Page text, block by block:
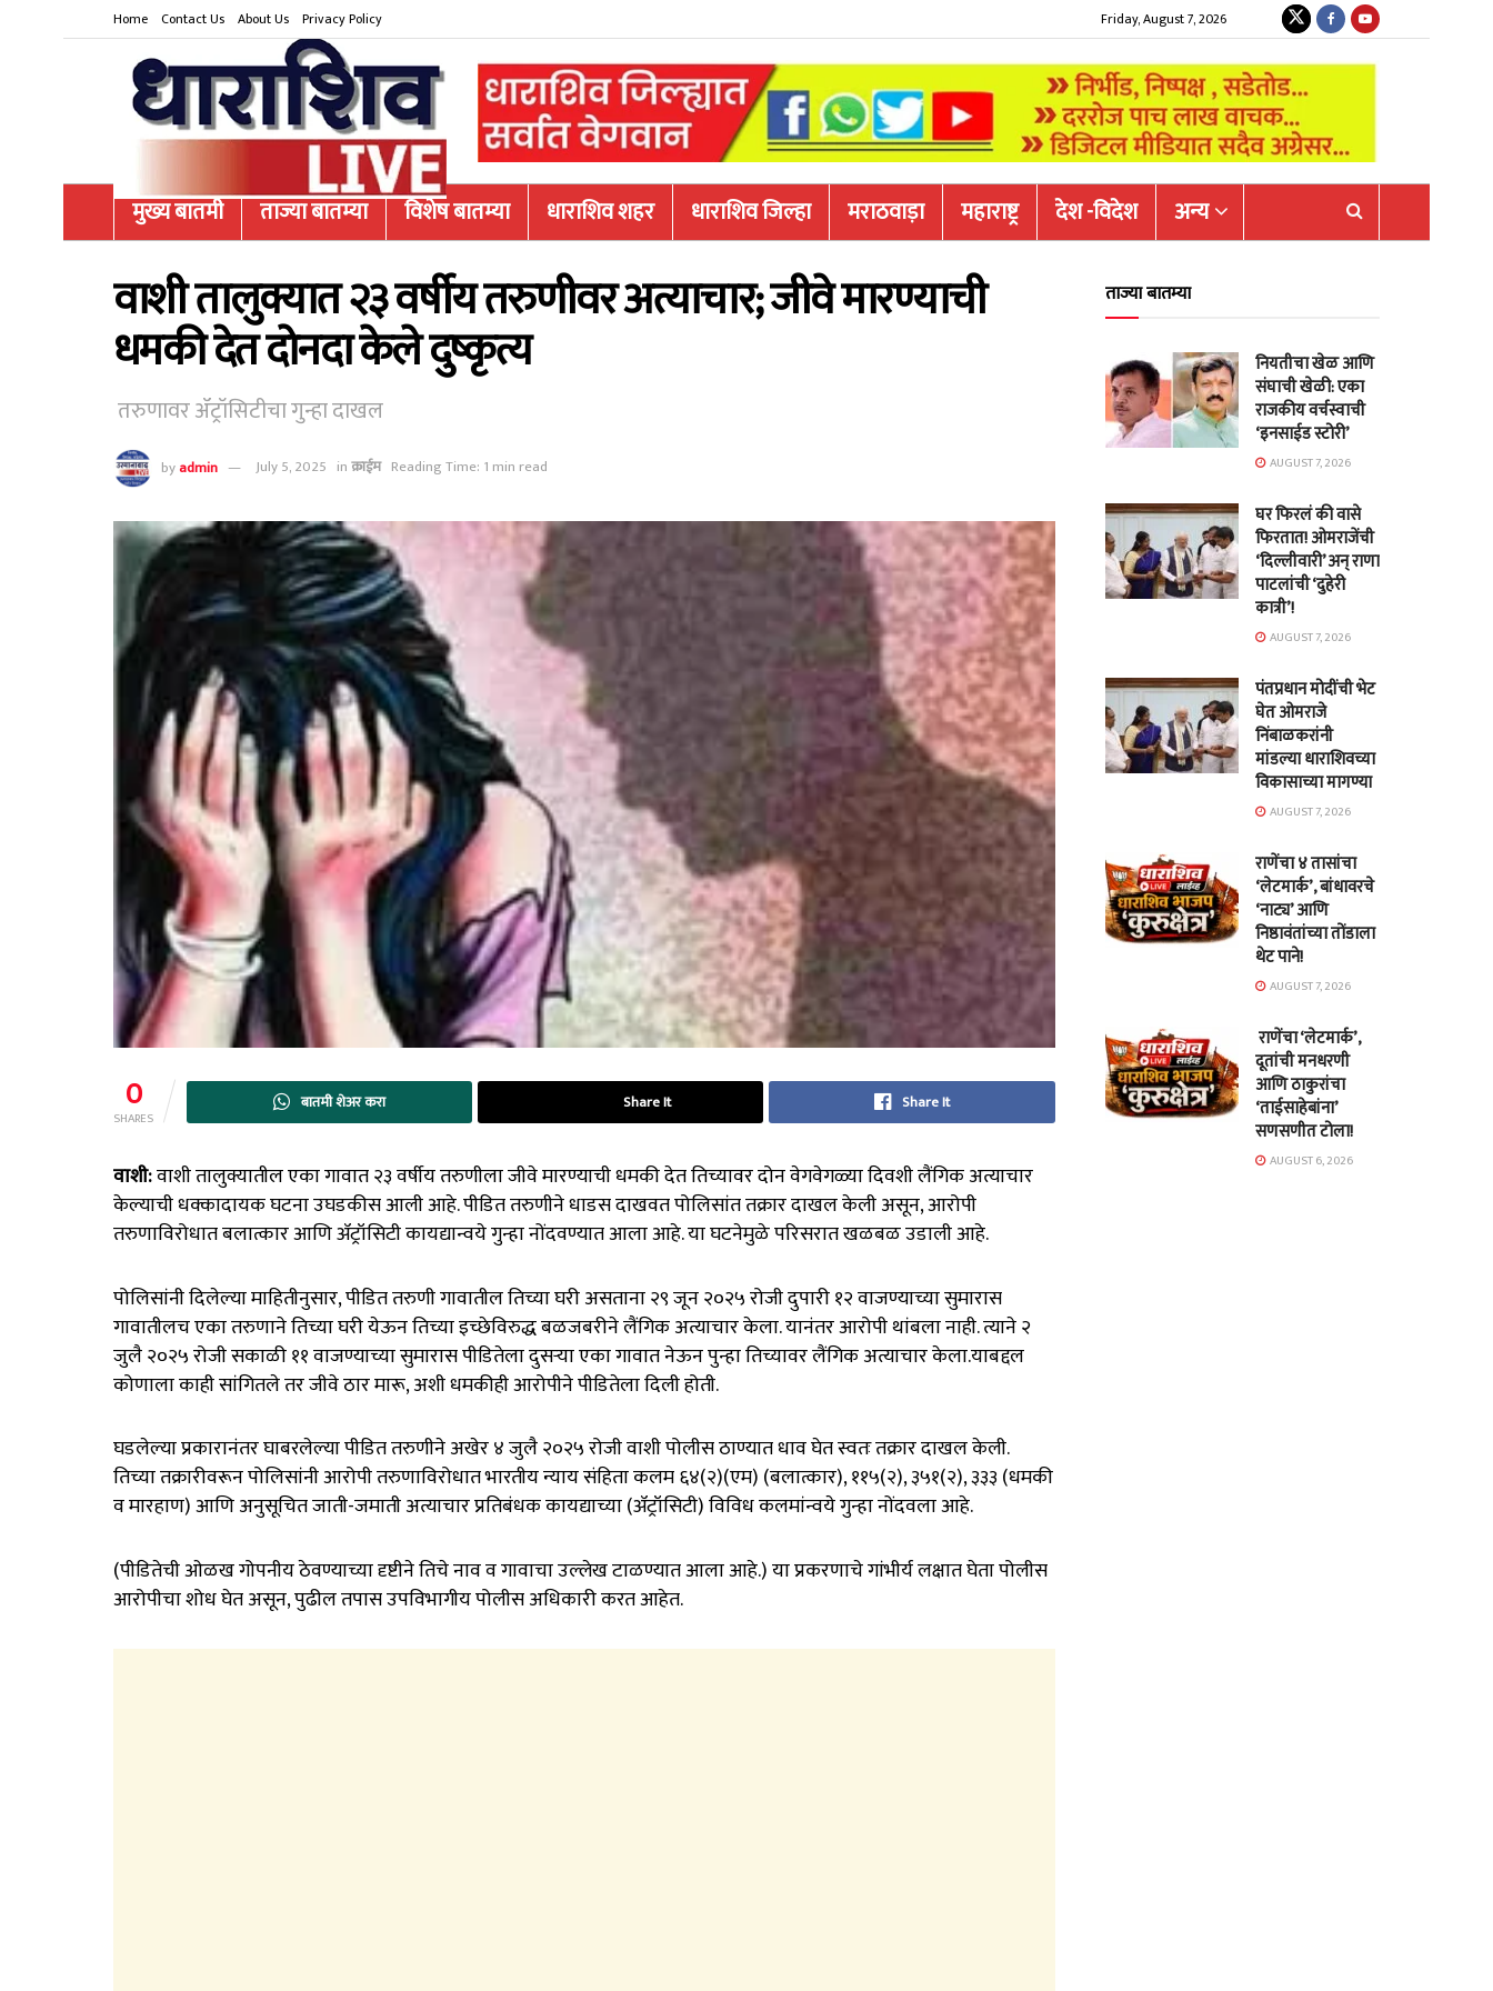
Home Contact Us About Us Privacy Policy Friday, August 7, 2026
मुख्य बातमी ताज्या बातम्या विशेष बातम्या धाराशिव शहर धाराशिव जिल्हा मराठवाड़ा महाराष्ट्र देश -विदेश अन्य
वाशी तालुक्यात २३ वर्षीय तरुणीवर अत्याचार; जीवे मारण्याची
धमकी देत दोनदा केले दुष्कृत्य
तरुणावर ॲट्रॉसिटीचा गुन्हा दाखल
byadmin July 5, 2025 inक्राईम Reading Time: 1 min read
0
SHARES
बातमी शेअर करा Share It Share It
वाशी:वाशी तालुक्यातील एका गावात २३ वर्षीय तरुणीला जीवे मारण्याची धमकी देत तिच्यावर दोन वेगवेगळ्या दिवशी लैंगिक अत्याचार
केल्याची धक्कादायक घटना उघडकीस आली आहे. पीडित तरुणीने धाडस दाखवत पोलिसांत तक्रार दाखल केली असून, आरोपी
तरुणाविरोधात बलात्कार आणि ॲट्रॉसिटी कायद्यान्वये गुन्हा नोंदवण्यात आला आहे. या घटनेमुळे परिसरात खळबळ उडाली आहे.
पोलिसांनी दिलेल्या माहितीनुसार, पीडित तरुणी गावातील तिच्या घरी असताना २९ जून २०२५ रोजी दुपारी १२ वाजण्याच्या सुमारास
गावातीलच एका तरुणाने तिच्या घरी येऊन तिच्या इच्छेविरुद्ध बळजबरीने लैंगिक अत्याचार केला. यानंतर आरोपी थांबला नाही. त्याने २
जुलै २०२५ रोजी सकाळी ११ वाजण्याच्या सुमारास पीडितेला दुसऱ्या एका गावात नेऊन पुन्हा तिच्यावर लैंगिक अत्याचार केला.याबद्दल
कोणाला काही सांगितले तर जीवे ठार मारू, अशी धमकीही आरोपीने पीडितेला दिली होती.
घडलेल्या प्रकारानंतर घाबरलेल्या पीडित तरुणीने अखेर ४ जुलै २०२५ रोजी वाशी पोलीस ठाण्यात धाव घेत स्वतः तक्रार दाखल केली.
तिच्या तक्रारीवरून पोलिसांनी आरोपी तरुणाविरोधात भारतीय न्याय संहिता कलम ६४(२)(एम) (बलात्कार), ११५(२), ३५१(२), ३३३ (धमकी
व मारहाण) आणि अनुसूचित जाती-जमाती अत्याचार प्रतिबंधक कायद्याच्या (ॲट्रॉसिटी) विविध कलमांन्वये गुन्हा नोंदवला आहे.
(पीडितेची ओळख गोपनीय ठेवण्याच्या दृष्टीने तिचे नाव व गावाचा उल्लेख टाळण्यात आला आहे.) या प्रकरणाचे गांभीर्य लक्षात घेता पोलीस
आरोपीचा शोध घेत असून, पुढील तपास उपविभागीय पोलीस अधिकारी करत आहेत.
ताज्या बातम्या
नियतीचा खेळ आणि
संघाची खेळी: एका
राजकीय वर्चस्वाची
‘इनसाईड स्टोरी’
AUGUST 7, 2026
घर फिरलं की वासे
फिरतात! ओमराजेंची
‘दिल्लीवारी’ अन् राणा
पाटलांची ‘दुहेरी
कात्री’!
AUGUST 7, 2026
पंतप्रधान मोदींची भेट
घेत ओमराजे
निंबाळकरांनी
मांडल्या धाराशिवच्या
विकासाच्या मागण्या
AUGUST 7, 2026
राणेंचा ४ तासांचा
‘लेटमार्क’, बांधावरचे
‘नाट्य’ आणि
निष्ठावंतांच्या तोंडाला
थेट पाने!
AUGUST 7, 2026
राणेंचा ‘लेटमार्क’,
दूतांची मनधरणी
आणि ठाकुरांचा
‘ताईसाहेबांना’
सणसणीत टोला!
AUGUST 6, 2026